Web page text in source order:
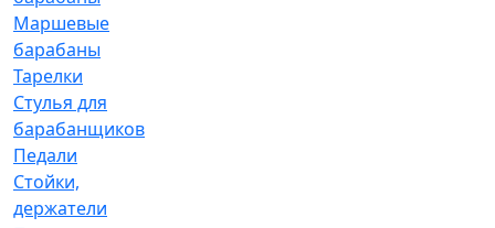
Маршевые
барабаны
Тарелки
Стулья для
барабанщиков
Педали
Стойки,
держатели